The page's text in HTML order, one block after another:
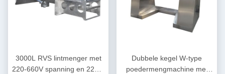
3000L RVS lintmenger met
220-660V spanning en 22kW
Dubbele kegel W-type
poedermengmachine met